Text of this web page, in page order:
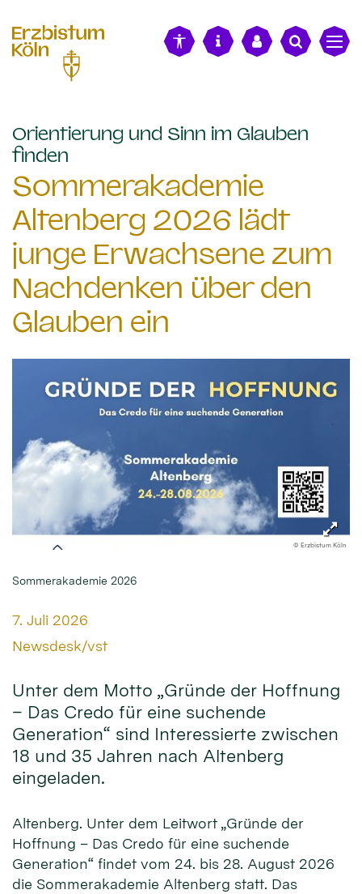
Orientierung und Sinn im Glauben
finden
Sommerakademie
Altenberg 2026 lädt
junge Erwachsene zum
Nachdenken über den
Glauben ein
© Erzbistum Köln
Sommerakademie 2026
Datum:
7. Juli 2026
Von:
Newsdesk/vst
Unter dem Motto „Gründe der Hoffnung
– Das Credo für eine suchende
Generation“ sind Interessierte zwischen
18 und 35 Jahren nach Altenberg
eingeladen.
Altenberg. Unter dem Leitwort „Gründe der
Hoffnung – Das Credo für eine suchende
Generation“ findet vom 24. bis 28. August 2026
die Sommerakademie Altenberg statt. Das